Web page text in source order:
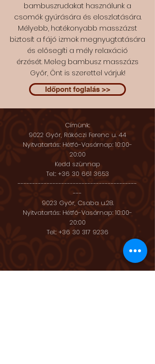
bambuszrudakat használunk a
csomók gyúrására és eloszlatására.
Mélyebb, hatékonyabb masszázst
biztosít a fájó izmok megnyugtatására
és elősegíti a mély relaxáció
érzését. Meleg bambusz masszázs
Győr, Önt is szerettel várjuk!
Időpont foglalás >>
Címünk:
9022 Győr, Rákóczi Ferenc u. 44
Nyitvatartás: Hétfő-Vasárnap: 10:00-
20:00
Kedd szünnap
Tel:: +36 30 661 3653
-----------------------------------------
---
9023 Győr, Csaba u.28.
Nyitvatartás: Hétfő-Vasárnap: 10:00-
20:00
Tel:: +36 30 317 9236